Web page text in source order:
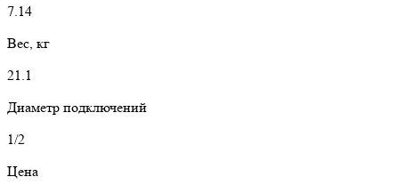
7.14
Вес, кг
21.1
Диаметр подключений
1/2
Цена